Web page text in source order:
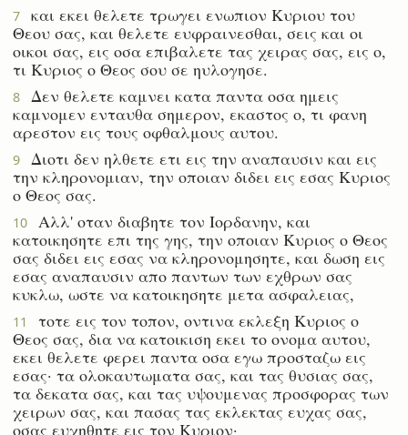
7
και εκει θελετε τρωγει ενωπιον Κυριου του
Θεου σας, και θελετε ευφραινεσθαι, σεις και οι
οικοι σας, εις οσα επιβαλετε τας χειρας σας, εις ο,
τι Κυριος ο Θεος σου σε ηυλογησε.
8
Δεν θελετε καμνει κατα παντα οσα ημεις
καμνομεν ενταυθα σημερον, εκαστος ο, τι φανη
αρεστον εις τους οφθαλμους αυτου.
9
Διοτι δεν ηλθετε ετι εις την αναπαυσιν και εις
την κληρονομιαν, την οποιαν διδει εις εσας Κυριος
ο Θεος σας.
10
Αλλ' οταν διαβητε τον Ιορδανην, και
κατοικησητε επι της γης, την οποιαν Κυριος ο Θεος
σας διδει εις εσας να κληρονομησητε, και δωση εις
εσας αναπαυσιν απο παντων των εχθρων σας
κυκλω, ωστε να κατοικησητε μετα ασφαλειας,
11
τοτε εις τον τοπον, οντινα εκλεξη Κυριος ο
Θεος σας, δια να κατοικιση εκει το ονομα αυτου,
εκει θελετε φερει παντα οσα εγω προσταζω εις
εσας· τα ολοκαυτωματα σας, και τας θυσιας σας,
τα δεκατα σας, και τας υψουμενας προσφορας των
χειρων σας, και πασας τας εκλεκτας ευχας σας,
οσας ευχηθητε εις τον Κυριον·